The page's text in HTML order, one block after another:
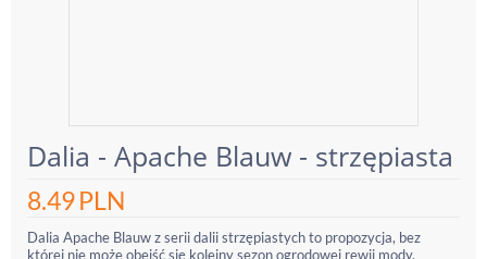
Dalia - Apache Blauw - strzępiasta
8.49PLN
Dalia Apache Blauw z serii dalii strzępiastych to propozycja, bez
której nie może obejść się kolejny sezon ogrodowej rewii mody.